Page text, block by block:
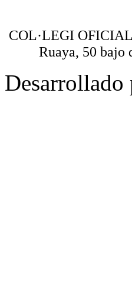
COL·LEGI
Ruaya, 50
Desarrollado